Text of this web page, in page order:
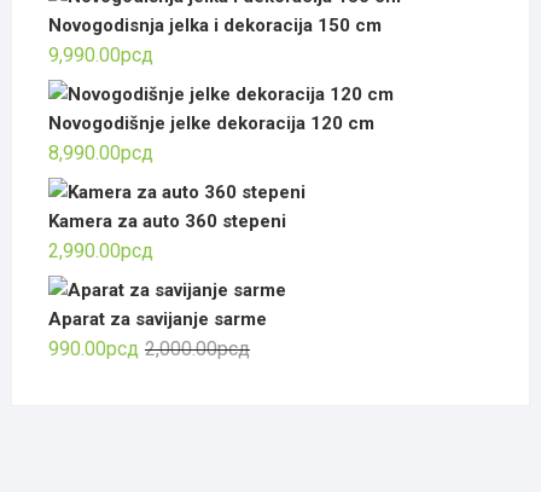
јеје:
490.00рсд.
Novogodisnja jelka i dekoracija 150 cm
9,990.00рсд
Novogodišnje jelke dekoracija 120 cm
8,990.00рсд
Kamera za auto 360 stepeni
2,990.00рсд
Aparat za savijanje sarme
2,000.00рсдОригинална
990.00рсд
Тренутна